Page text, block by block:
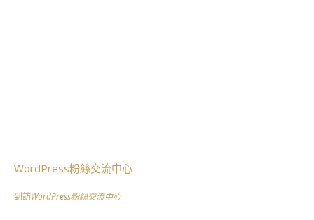
WordPress粉絲交流中心
到訪WordPress粉絲交流中心